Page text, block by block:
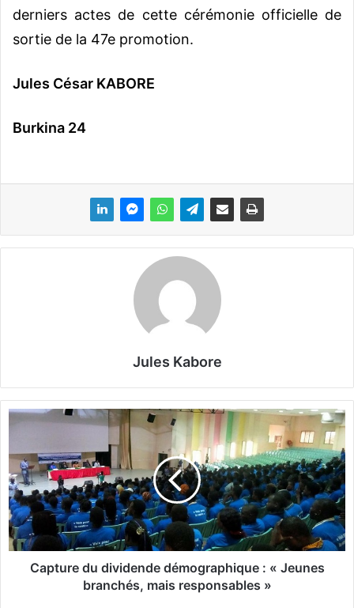
derniers actes de cette cérémonie officielle de
sortie de la 47e promotion.
Jules César KABORE
Burkina 24
Jules Kabore
C
u
r
e
d
u
Capture du dividende démographique : « Jeunes
branchés, mais responsables »